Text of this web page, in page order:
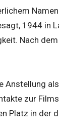
1944 in
Nach
Anstellung
zur
Platz in der